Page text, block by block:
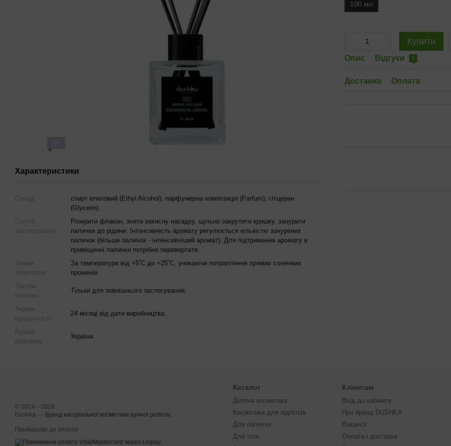
Характеристики
Склад
спирт етиловий (Ethyl Alcohol), парфумерна композиція (Parfum), гліцерин
(Glycerin).
Спосіб
застосування
Розкрити флакон, зняти захисну насадку, щільно закрутити кришку, занурити
палички до рідини. Інтенсивність аромату регулюється кількістю занурених
паличок (більше паличок - інтенсивніший аромат). Для підтримання аромату в
приміщенні палички потрібно перевертати.
Умови
зберігання
За температури від +5˚С до +25˚С, уникаючи потрапляння прямих сонячних
променів.
Засоби
безпеки
Тільки для зовнішнього застосування.
Термін
придатності
24 місяці від дати виробництва.
Країна
виробник
Україна
100 мл
Купити
Опис Відгуки 5
Доставка Оплата
© 2014—2026
Dushka — бренд натуральної косметики ручної роботи.
Приймаємо до оплати
Каталог
Дитяча косметика
Косметика для підлітків
Для обличчя
Для тіла
Клієнтам
Вхід до кабінету
Про бренд DUSHKA
Вакансії
Оплата і доставка